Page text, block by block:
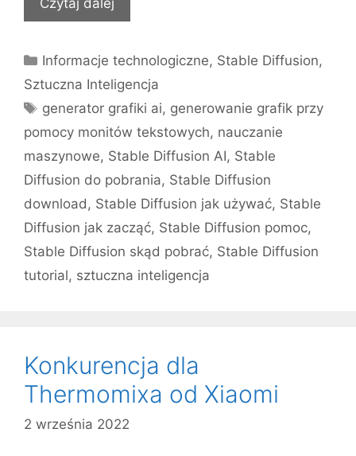
Kategorie
Informacje technologiczne, Stable Diffusion,
Sztuczna Inteligencja
Tagi
generator grafiki ai, generowanie grafik przy
pomocy monitów tekstowych, nauczanie
maszynowe, Stable Diffusion AI, Stable
Diffusion do pobrania, Stable Diffusion
download , Stable Diffusion jak używać, Stable
Diffusion jak zacząć, Stable Diffusion pomoc,
Stable Diffusion skąd pobrać, Stable Diffusion
tutorial, sztuczna inteligencja
Konkurencja dla
Thermomixa od Xiaomi
2 września 2022